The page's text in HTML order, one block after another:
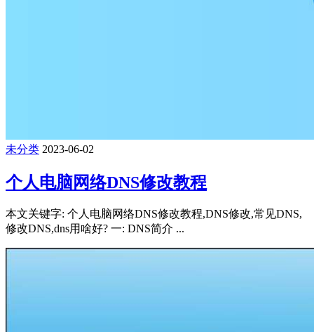
未分类 2023-06-02
个人电脑网络DNS修改教程
本文关键字: 个人电脑网络DNS修改教程,DNS修改,常见DNS,
修改DNS,dns用啥好? 一: DNS简介 ...